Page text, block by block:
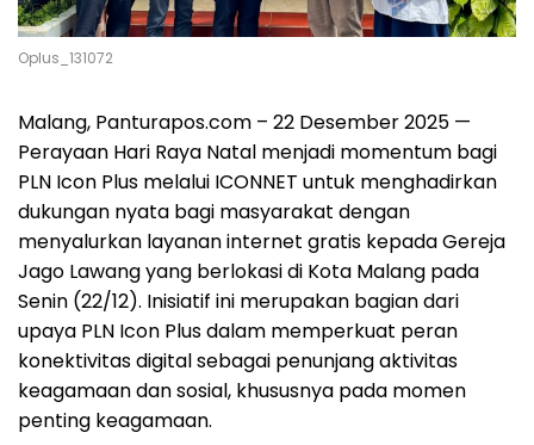
Oplus_131072
Malang, Panturapos.com – 22 Desember 2025 —
Perayaan Hari Raya Natal menjadi momentum bagi
PLN Icon Plus melalui ICONNET untuk menghadirkan
dukungan nyata bagi masyarakat dengan
menyalurkan layanan internet gratis kepada Gereja
Jago Lawang yang berlokasi di Kota Malang pada
Senin (22/12). Inisiatif ini merupakan bagian dari
upaya PLN Icon Plus dalam memperkuat peran
konektivitas digital sebagai penunjang aktivitas
keagamaan dan sosial, khususnya pada momen
penting keagamaan.